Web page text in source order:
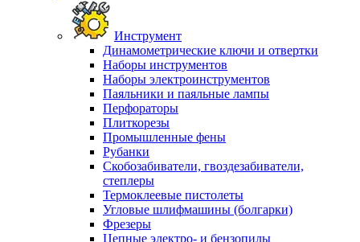
Инструмент
Динамометрические ключи и отвертки
Наборы инструментов
Наборы электроинструментов
Паяльники и паяльные лампы
Перфораторы
Плиткорезы
Промышленные фены
Рубанки
Скобозабиватели, гвоздезабиватели,
степлеры
Термоклеевые пистолеты
Угловые шлифмашины (болгарки)
Фрезеры
Цепные электро- и бензопилы